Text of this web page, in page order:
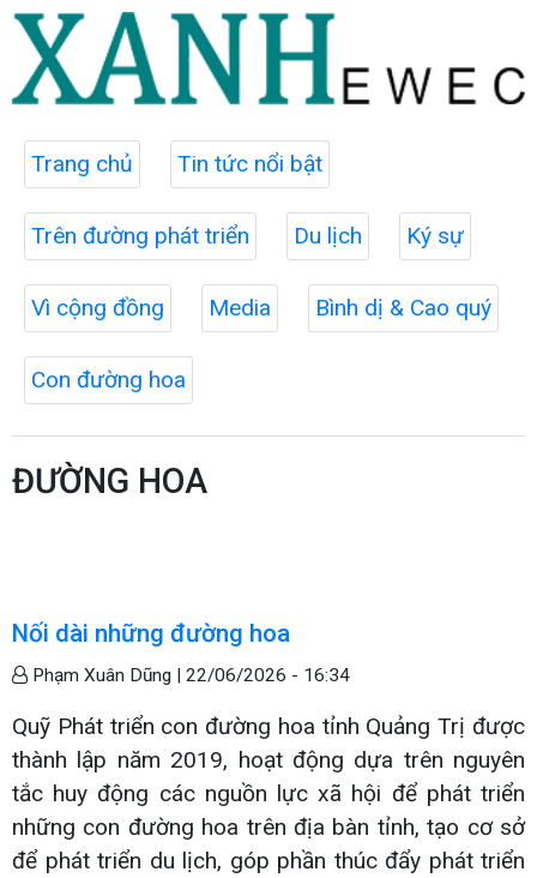
Trang chủ Tin tức nổi bật
Trên đường phát triển Du lịch Ký sự
Vì cộng đồng Media Bình dị & Cao quý
Con đường hoa
ĐƯỜNG HOA
Nối dài những đường hoa
Phạm Xuân Dũng | 22/06/2026 - 16:34
Quỹ Phát triển con đường hoa tỉnh Quảng Trị được
thành lập năm 2019, hoạt động dựa trên nguyên
tắc huy động các nguồn lực xã hội để phát triển
những con đường hoa trên địa bàn tỉnh, tạo cơ sở
để phát triển du lịch, góp phần thúc đẩy phát triển